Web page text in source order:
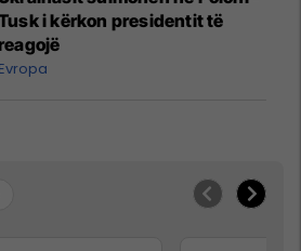
i kërkon presidentit të
Evropa